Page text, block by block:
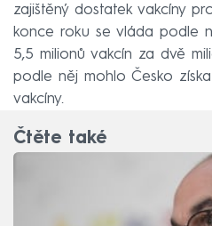
zajištěný dostatek vakcíny
konce roku se vláda podle
5,5 milionů vakcín za dvě
podle něj mohlo Česko
vakcíny.
Čtěte také